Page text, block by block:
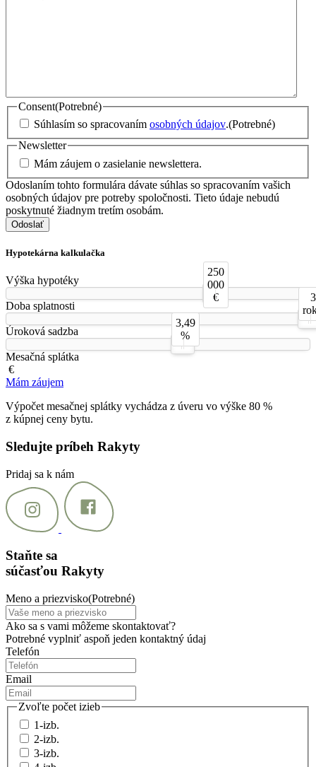
Consent(Potrebné)
Súhlasím so spracovaním osobných údajov.(Potrebné)
Newsletter
Mám záujem o zasielanie newslettera.
Odoslaním tohto formulára dávate súhlas so spracovaním vašich
osobných údajov pre potreby spoločnosti. Tieto údaje nebudú
poskytnuté žiadnym tretím osobám.
Odoslať
Hypotekárna kalkulačka
Výška hypotéky
250
000
€
Doba splatnosti
Úroková sadzba
3,49
%
Mesačná splátka
€
Mám záujem
Výpočet mesačnej splátky vychádza z úveru vo výške 80 %
z kúpnej ceny bytu.
Sledujte príbeh Rakyty
Pridaj sa k nám
Staňte sa
súčasťou Rakyty
Meno a priezvisko(Potrebné)
Ako sa s vami môžeme skontaktovať?
Potrebné vyplniť aspoň jeden kontaktný údaj
Telefón
Email
Zvoľte počet izieb
1-izb.
2-izb.
3-izb.